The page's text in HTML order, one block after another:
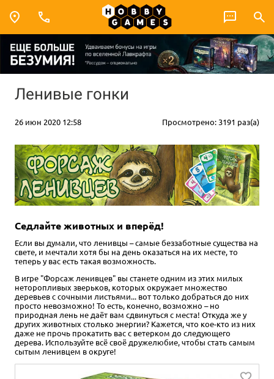
Ленивые гонки
26 июн 2020 12:58 Просмотрено: 3191 раз(а)
Седлайте животных и вперёд!
Если вы думали, что ленивцы – самые беззаботные существа на
свете, и мечтали хотя бы на день оказаться на их месте, то
теперь у вас есть такая возможность.
В игре "Форсаж ленивцев" вы станете одним из этих милых
неторопливых зверьков, которых окружает множество
деревьев с сочными листьями... вот только добраться до них
просто невозможно! То есть, конечно, возможно – но
природная лень не даёт вам сдвинуться с места! Откуда же у
других животных столько энергии? Кажется, что кое-кто из них
даже не прочь прокатить вас с ветерком до следующего
дерева. Используйте всё своё дружелюбие, чтобы стать самым
сытым ленивцем в округе!